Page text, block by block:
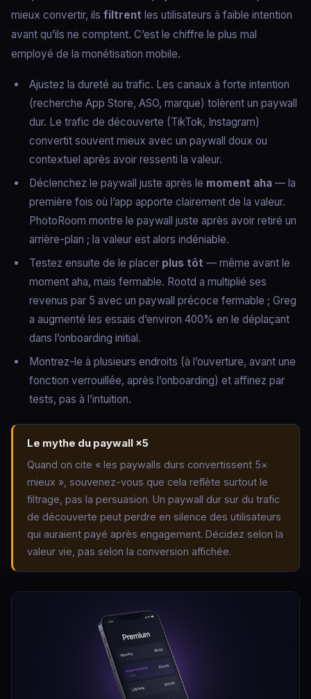
mieux convertir, ils filtrent les utilisateurs à faible intention
avant qu’ils ne comptent. C’est le chiffre le plus mal
employé de la monétisation mobile.
Ajustez la dureté au trafic. Les canaux à forte intention
(recherche App Store, ASO, marque) tolèrent un paywall
dur. Le trafic de découverte (TikTok, Instagram)
convertit souvent mieux avec un paywall doux ou
contextuel après avoir ressenti la valeur.
Déclenchez le paywall juste après le moment aha — la
première fois où l’app apporte clairement de la valeur.
PhotoRoom montre le paywall juste après avoir retiré un
arrière-plan ; la valeur est alors indéniable.
Testez ensuite de le placer plus tôt — même avant le
moment aha, mais fermable. Rootd a multiplié ses
revenus par 5 avec un paywall précoce fermable ; Greg
a augmenté les essais d’environ 400% en le déplaçant
dans l’onboarding initial.
Montrez-le à plusieurs endroits (à l’ouverture, avant une
fonction verrouillée, après l’onboarding) et affinez par
tests, pas à l’intuition.
Le mythe du paywall ×5
Quand on cite « les paywalls durs convertissent 5×
mieux », souvenez-vous que cela reflète surtout le
filtrage, pas la persuasion. Un paywall dur sur du trafic
de découverte peut perdre en silence des utilisateurs
qui auraient payé après engagement. Décidez selon la
valeur vie, pas selon la conversion affichée.